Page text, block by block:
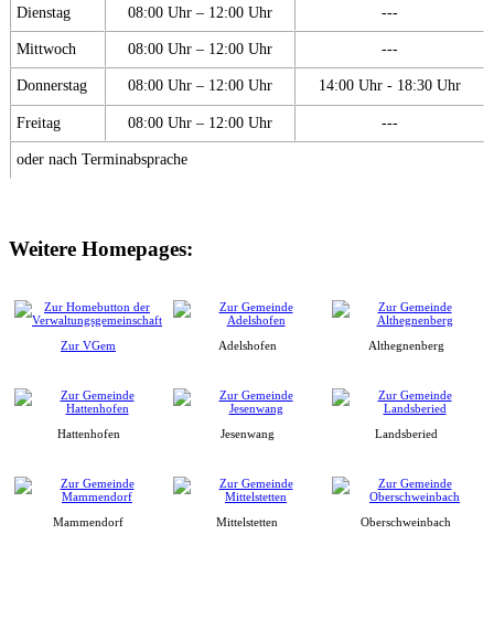
Dienstag 08:00 Uhr – 12:00 Uhr ---
Mittwoch 08:00 Uhr – 12:00 Uhr ---
Donnerstag 08:00 Uhr – 12:00 Uhr 14:00 Uhr - 18:30 Uhr
Freitag 08:00 Uhr – 12:00 Uhr ---
oder nach Terminabsprache
Weitere Homepages:
Zur VGem Adelshofen Althegnenberg
Hattenhofen Jesenwang Landsberied
Mammendorf Mittelstetten Oberschweinbach